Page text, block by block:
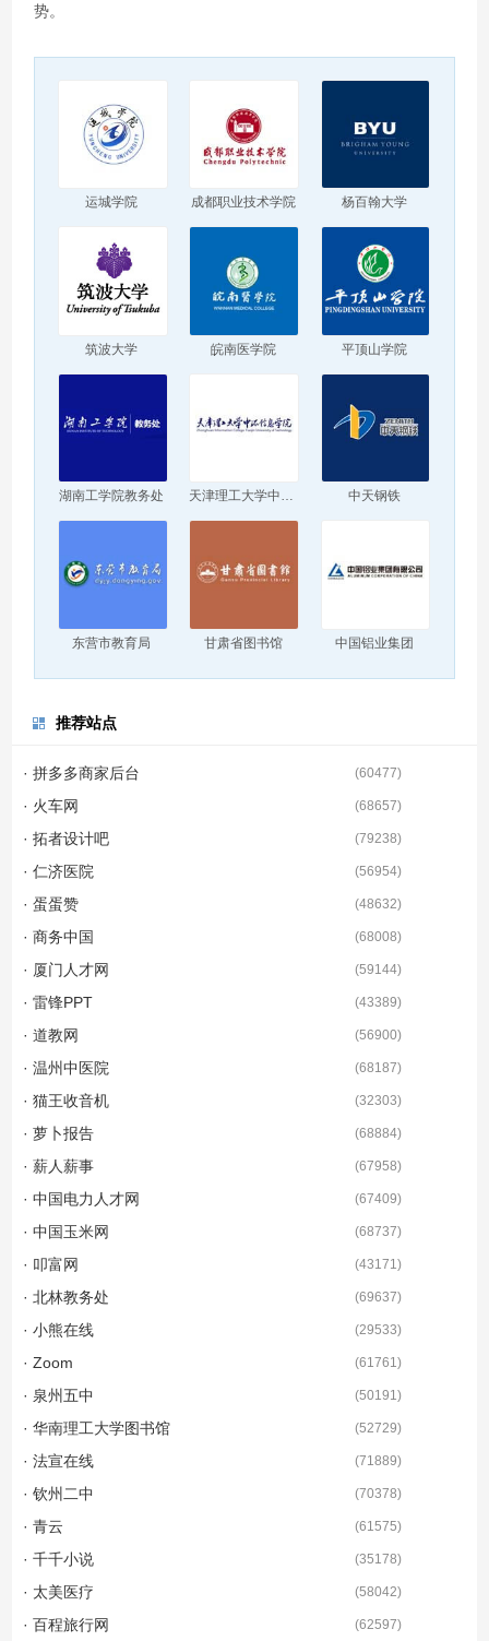
势。
运城学院 成都职业技术学院 杨百翰大学
筑波大学 皖南医学院 平顶山学院
湖南工学院教务处 天津理工大学中环信息学院 中天钢铁
东营市教育局 甘肃省图书馆 中国铝业集团
推荐站点
· 拼多多商家后台 (60477)
· 火车网 (68657)
· 拓者设计吧 (79238)
· 仁济医院 (56954)
· 蛋蛋赞 (48632)
· 商务中国 (68008)
· 厦门人才网 (59144)
· 雷锋PPT (43389)
· 道教网 (56900)
· 温州中医院 (68187)
· 猫王收音机 (32303)
· 萝卜报告 (68884)
· 薪人薪事 (67958)
· 中国电力人才网 (67409)
· 中国玉米网 (68737)
· 叩富网 (43171)
· 北林教务处 (69637)
· 小熊在线 (29533)
· Zoom (61761)
· 泉州五中 (50191)
· 华南理工大学图书馆 (52729)
· 法宣在线 (71889)
· 钦州二中 (70378)
· 青云 (61575)
· 千千小说 (35178)
· 太美医疗 (58042)
· 百程旅行网 (62597)